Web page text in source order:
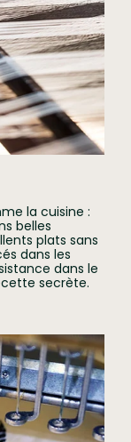
la cuisine :
belles
plats sans
dans les
dans le
secrète.